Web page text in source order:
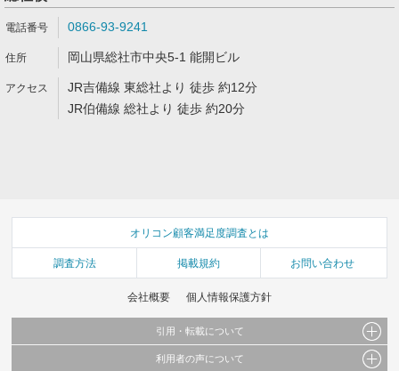
0866-93-9241
岡山県総社市中央5-1 能開ビル
JR吉備線 東総社より 徒歩 約12分
JR伯備線 総社より 徒歩 約20分
オリコン顧客満足度調査とは
調査方法 掲載規約 お問い合わせ
会社概要 個人情報保護方針
引用・転載について
当サイトで公開されている情報（文字、写真、イラスト、画像データ等）及びこれらの配
利用者の声について